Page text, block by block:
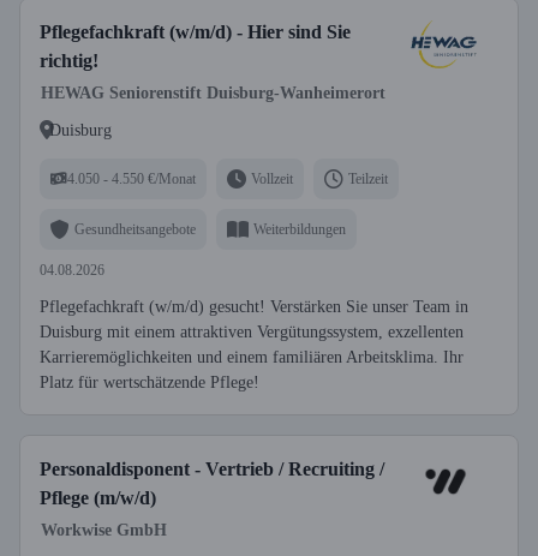
Pflegefachkraft (w/m/d) - Hier sind Sie
richtig!
HEWAG Seniorenstift Duisburg-Wanheimerort
Duisburg
4.050 - 4.550 €/Monat Vollzeit Teilzeit
Gesundheitsangebote Weiterbildungen
04.08.2026
Pflegefachkraft (w/m/d) gesucht! Verstärken Sie unser Team in
Duisburg mit einem attraktiven Vergütungssystem, exzellenten
Karrieremöglichkeiten und einem familiären Arbeitsklima. Ihr
Platz für wertschätzende Pflege!
Personaldisponent - Vertrieb / Recruiting /
Pflege (m/w/d)
Workwise GmbH